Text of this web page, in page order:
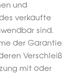
und
verkaufte
sind.
der Garantie
Verschleiß
mit oder